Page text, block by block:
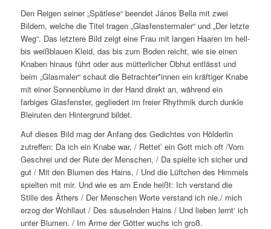
Den Reigen seiner „Spätlese“ beendet János Bella mit zwei
Bildern, welche die Titel tragen „Glasfenstermaler“ und „Der letzte
Weg“. Das letztere Bild zeigt eine Frau mit langen Haaren im hell-
bis weißblauen Kleid, das bis zum Boden reicht, wie sie einen
Knaben hinaus führt oder aus mütterlicher Obhut entlässt und
beim „Glasmaler“ schaut die Betrachter*innen ein kräftiger Knabe
mit einer Sonnenblume in der Hand direkt an, während ein
farbiges Glasfenster, gegliedert im freier Rhythmik durch dunkle
Bleiruten den Hintergrund bildet.
Auf dieses Bild mag der Anfang des Gedichtes von Hölderlin
zutreffen: Da ich ein Knabe war, / Rettet’ ein Gott mich oft /Vom
Geschrei und der Rute der Menschen, / Da spielte ich sicher und
gut / Mit den Blumen des Hains, / Und die Lüftchen des Himmels
spielten mit mir. Und wie es am Ende heißt: Ich verstand die
Stille des Äthers / Der Menschen Worte verstand ich nie./ mich
erzog der Wohllaut / Des säuselnden Hains / Und lieben lernt‘ ich
unter Blumen. / Im Arme der Götter wuchs ich groß.